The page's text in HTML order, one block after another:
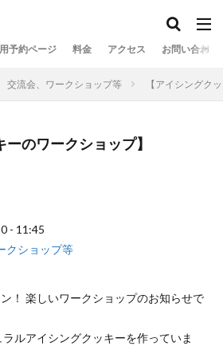
予約ページ 料金 アクセス お問い合わせ
交流会、ワークショップ等 【アイシングク
ーのワークショップ】
- 11:45
クショップ等
！ 楽しいワークショップのお知らせで
ルアイシングクッキーを作っていま